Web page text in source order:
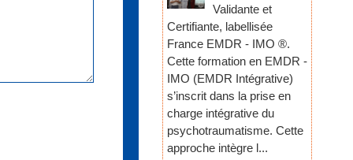
Validante et
Certifiante, labellisée
France EMDR - IMO ®.
Cette formation en EMDR -
IMO (EMDR Intégrative)
s’inscrit dans la prise en
charge intégrative du
psychotraumatisme. Cette
approche intègre l...